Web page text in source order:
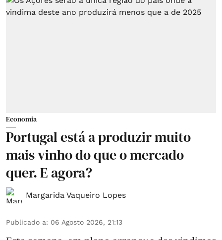
Economia
Portugal está a produzir muito
mais vinho do que o mercado
quer. E agora?
Margarida Vaqueiro Lopes
Publicado a: 06 Agosto 2026, 21:13